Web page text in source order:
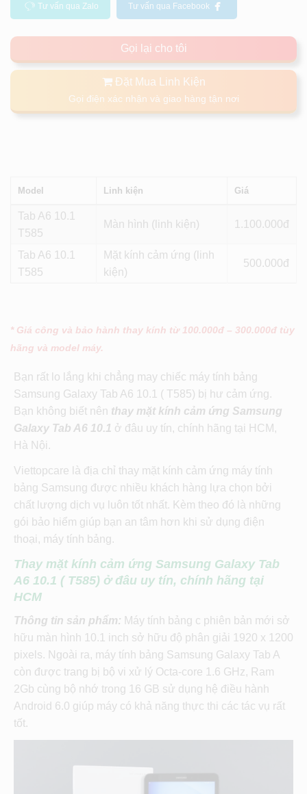
Tư vấn qua Zalo Tư vấn qua Facebook
Gọi lại cho tôi
Đặt Mua Linh Kiện
Gọi điện xác nhận và giao hàng tận nơi
Model Linh kiện Giá
Tab A6 10.1
T585
Màn hình (linh kiện) 1.100
Tab A6 10.1
T585
Mặt kính cảm ứng (linh
kiện)
500
* Giá công và bảo hành thay kính từ 100.000đ – 300.000đ tùy
hãng và model máy.
Bạn rất lo lắng khi chẳng may chiếc máy tính bảng
Samsung Galaxy Tab A6 10.1 ( T585) bị hư cảm ứng.
Bạn không biết nên thay mặt kính cảm ứng Samsung
Galaxy Tab A6 10.1 ở đâu uy tín, chính hãng tại HCM,
Hà Nội.
Viettopcare là địa chỉ thay mặt kính cảm ứng máy tính
bảng Samsung được nhiều khách hàng lựa chọn bởi
chất lượng dịch vụ luôn tốt nhất. Kèm theo đó là những
gói bảo hiểm giúp bạn an tâm hơn khi sử dụng điện
thoại, máy tính bảng.
Thay mặt kính cảm ứng Samsung Galaxy Tab
A6 10.1 ( T585) ở đâu uy tín, chính hãng tại
HCM
Thông tin sản phẩm: Máy tính bảng c phiên bản mới sở
hữu màn hình 10.1 inch sở hữu độ phân giải 1920 x 1200
pixels. Ngoài ra, máy tính bảng Samsung Galaxy Tab A
còn được trang bị bộ vi xử lý Octa-core 1.6 GHz, Ram
2Gb cùng bộ nhớ trong 16 GB sử dụng hệ điều hành
Android 6.0 giúp máy có khả năng thực thi các tác vụ rất
tốt.